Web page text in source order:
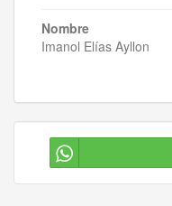
Nombre
Imanol Elías Ayllon